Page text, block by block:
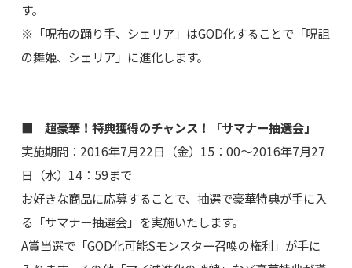
す。
※「呪布の踊り手、シェリア」はGOD化することで「呪詛
の舞姫、シェリア」に進化します。
■ 超豪華！特典獲得のチャンス！「サマナー抽選会」
実施期間：2016年7月22日（金）15：00～2016年7月27
日（水）14：59まで
お好きな商品に応募することで、抽選で豪華特典が手に入
る「サマナー抽選会」を実施いたします。
A賞当選で「GOD化可能Sモンスター召喚の権利」が手に